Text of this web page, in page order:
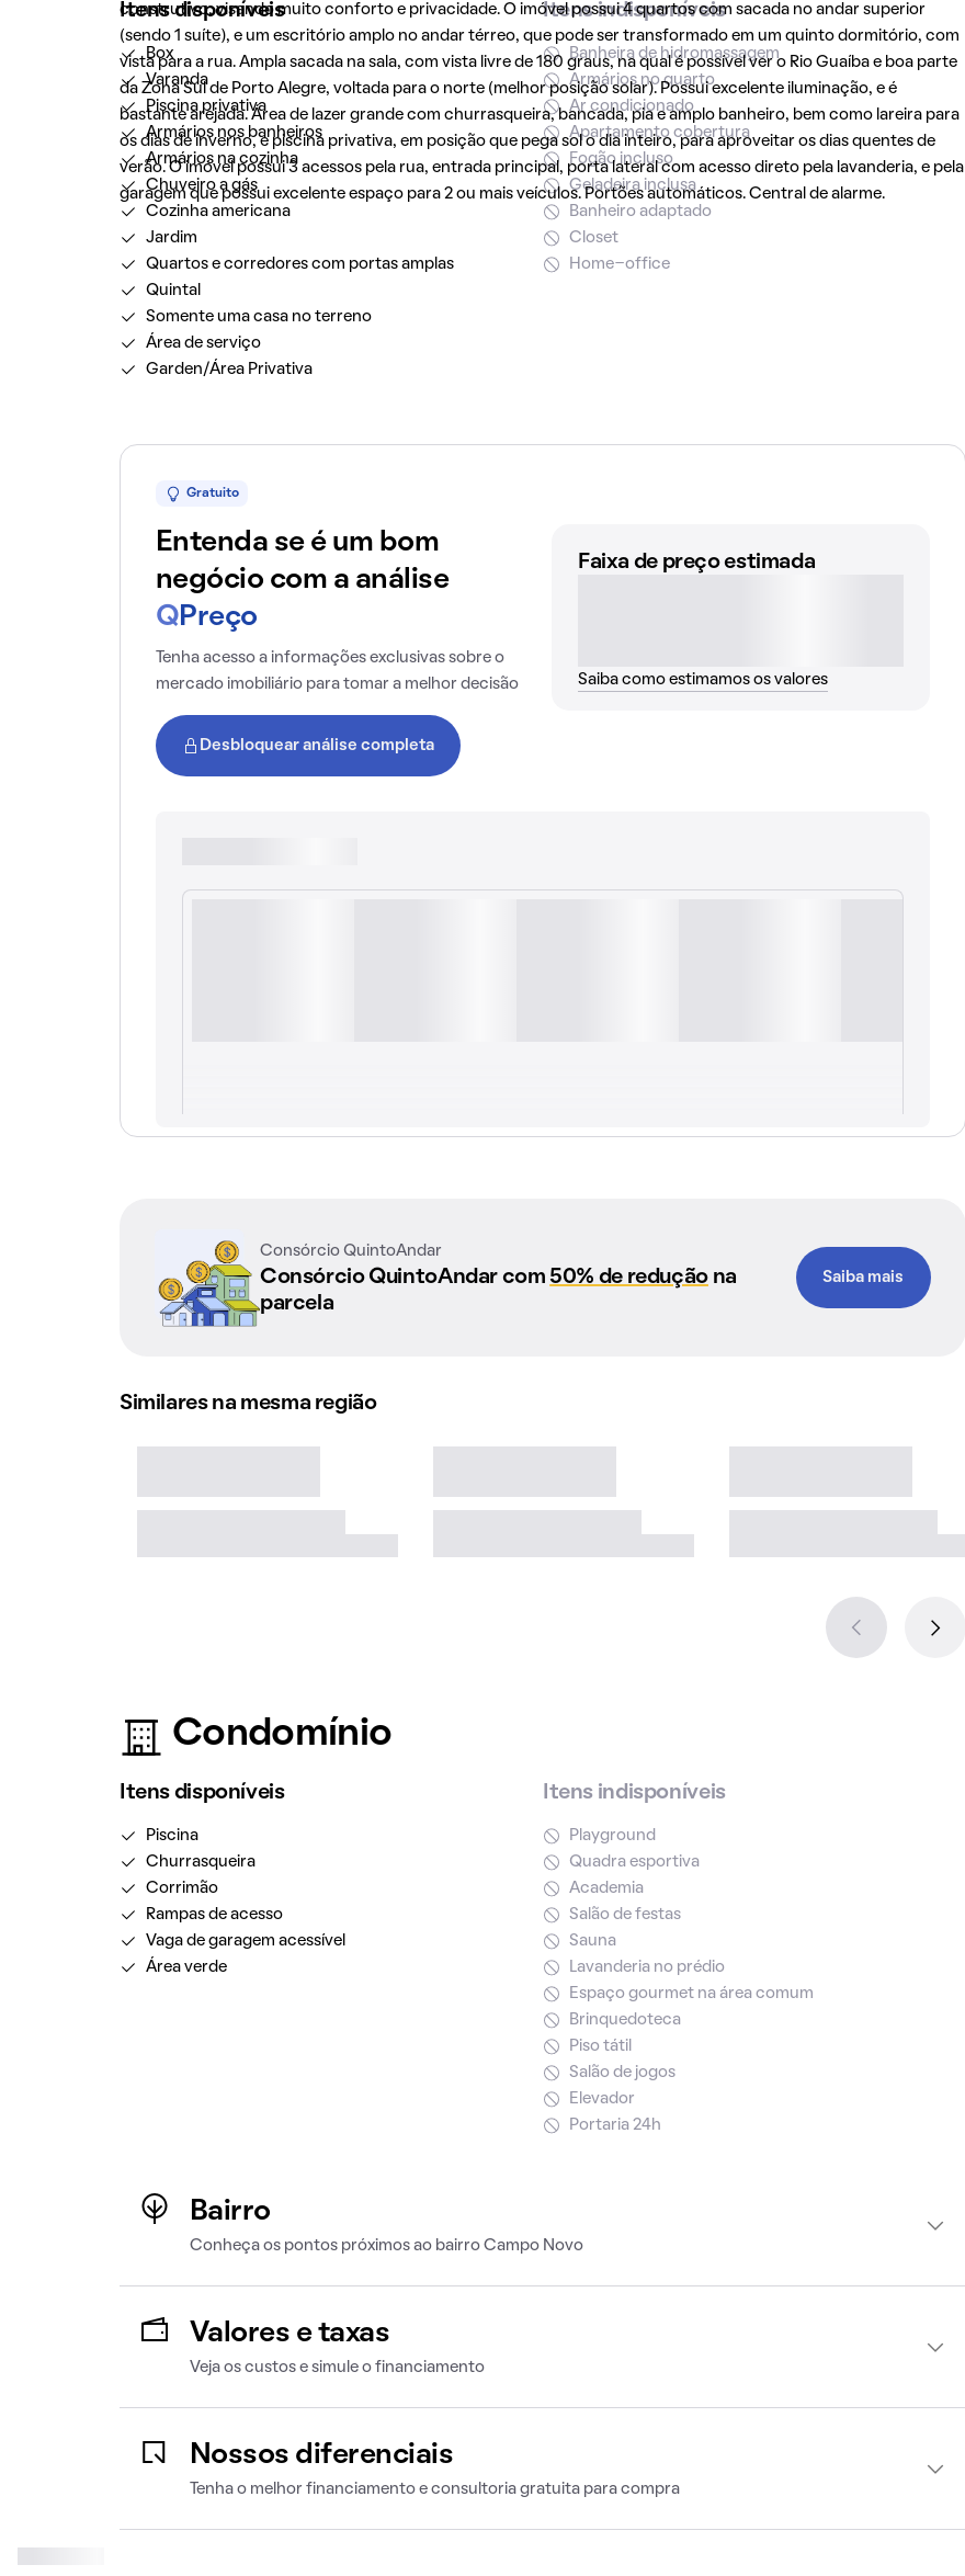
construtivo, visando muito conforto e privacidade. O imóvel possui 4 quartos com sacada no andar superior
(sendo 1 suíte), e um escritório amplo no andar térreo, que pode ser transformado em um quinto dormitório, com
vista para a rua. Ampla sacada na sala, com vista livre de 180 graus, na qual é possível ver o Rio Guaíba e boa parte
da Zona Sul de Porto Alegre, voltada para o norte (melhor posição solar). Possui excelente iluminação, e é
bastante arejada. Área de lazer grande com churrasqueira, bancada, pia e amplo banheiro, bem como lareira para
os dias de inverno, e piscina privativa, em posição que pega sol o dia inteiro, para aproveitar os dias quentes de
verão. O imóvel possui 3 acessos pela rua, entrada principal, porta lateral com acesso direto pela lavanderia, e pela
garagem que possui excelente espaço para 2 ou mais veículos. Portões automáticos. Central de alarme.
Itens disponíveis
Box
Varanda
Piscina privativa
Armários nos banheiros
Armários na cozinha
Chuveiro a gás
Cozinha americana
Jardim
Quartos e corredores com portas amplas
Quintal
Somente uma casa no terreno
Área de serviço
Garden/Área Privativa
Itens indisponíveis
Banheira de hidromassagem
Armários no quarto
Ar condicionado
Apartamento cobertura
Fogão incluso
Geladeira inclusa
Banheiro adaptado
Closet
Home-office
Gratuito
Entenda se é um bom
negócio com a análise
Q Preço
Tenha acesso a informações exclusivas sobre o
mercado imobiliário para tomar a melhor decisão
Desbloquear análise completa
Faixa de preço estimada
Saiba como estimamos os valores
Consórcio QuintoAndar
Consórcio QuintoAndar com 50% de reduçãona
parcela
Saiba mais
Similares na mesma região
Condomínio
Itens disponíveis
Piscina
Churrasqueira
Corrimão
Rampas de acesso
Vaga de garagem acessível
Área verde
Itens indisponíveis
Playground
Quadra esportiva
Academia
Salão de festas
Sauna
Lavanderia no prédio
Espaço gourmet na área comum
Brinquedoteca
Piso tátil
Salão de jogos
Elevador
Portaria 24h
Bairro
Conheça os pontos próximos ao bairro Campo Novo
Valores e taxas
Veja os custos e simule o financiamento
Nossos diferenciais
Tenha o melhor financiamento e consultoria gratuita para compra